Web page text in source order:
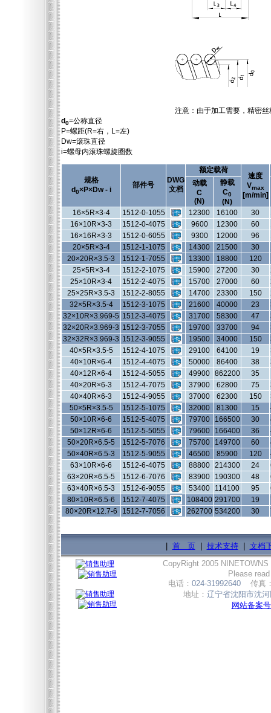
注意：由于加工需要，精密
d0=公称直径
P=螺距(R=右，L=左)
Dw=滚珠直径
i=螺母内滚珠螺旋圈数
规格
d0×P×Dw - i
部件号
DWG
文档
额定载荷
速度
Vmax
[m/min]
动载
C
(N)
静载
C0
(N)
16×5R×3-4
1512-0-1055 12300 16100 30
16×10R×3-3
1512-0-4075 9600 12300 60
16×16R×3-3
1512-0-6055 9300 12000 96
20×5R×3-4
1512-1-1075 14300 21500 30
20×20R×3.5-3
1512-1-7055 13300 18800 120
25×5R×3-4
1512-2-1075 15900 27200 30
25×10R×3-4
1512-2-4075 15700 27000 60
25×25R×3.5-3
1512-2-8055 14700 23300 150
32×5R×3.5-4
1512-3-1075 21600 40000 23
32×10R×3.969-5 1512-3-4075 31700 58300 47
32×20R×3.969-3 1512-3-7055 19700 33700 94
32×32R×3.969-3 1512-3-9055 19500 34000 150
40×5R×3.5-5
1512-4-1075 29100 64100 19
40×10R×6-4
1512-4-4075 50000 86400 38
40×12R×6-4
1512-4-5055 49900 862200
35
40×20R×6-3
1512-4-7075 37900 62800 75
40×40R×6-3
1512-4-9055 37000 62300 150
50×5R×3.5-5
1512-5-1075 32000 81300 15
50×10R×6-6
1512-5-4075 79700 166500 30
50×12R×6-6
1512-5-5055 79600 166400 36
50×20R×6.5-5
1512-5-7076 75700 149700 60
50×40R×6.5-3
1512-5-9055 46500 85900 120
63×10R×6-6
1512-6-4075 88800 214300 24
63×20R×6.5-5
1512-6-7076 83900 190300 48
63×40R×6.5-3
1512-6-9055 53400 114100 95
80×10R×6.5-6
1512-7-4075 108400 291700 19
80×20R×12.7-6
1512-7-7056 262700 534200 30
首 页| 技术支持| 文档
CopyRight 2005 NINETOWNS
Please
电话： 024-31992640 传真
地址： 辽宁省沈阳市沈
网站备案